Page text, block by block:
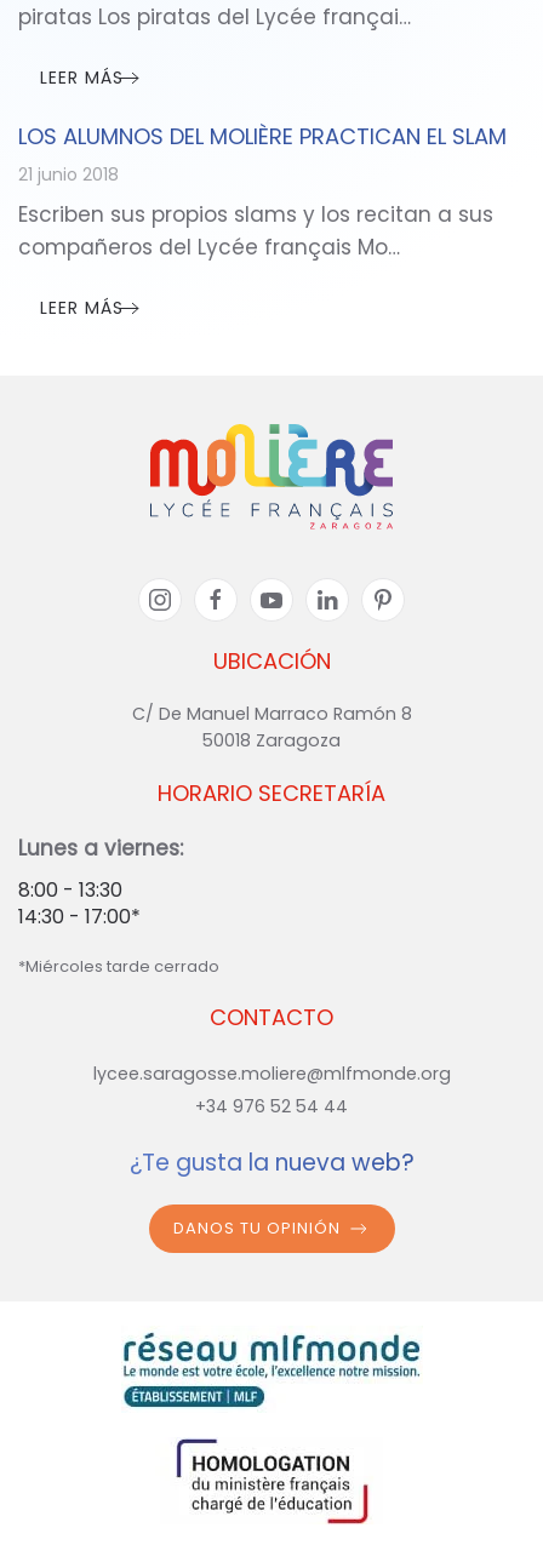
piratas Los piratas del Lycée françai…
LEER MÁS
LOS ALUMNOS DEL MOLIÈRE PRACTICAN EL SLAM
21 junio 2018
Escriben sus propios slams y los recitan a sus
compañeros del Lycée français Mo…
LEER MÁS
UBICACIÓN
C/ De Manuel Marraco Ramón 8
50018 Zaragoza
CONTACTO
lycee.saragosse.moliere@mlfmonde.org
+34 976 52 54 44
HORARIO SECRETARÍA
Lunes a viernes:
8:00 - 13:30
14:30 - 17:00*
*Miércoles tarde cerrado
¿Te gusta la nueva web?
DANOS TU OPINIÓN